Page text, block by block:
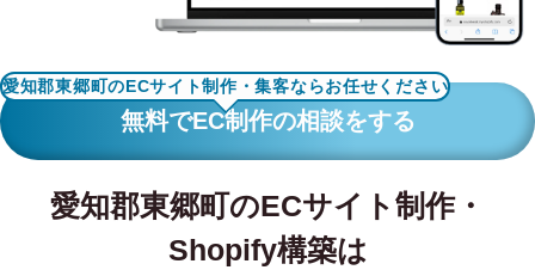
RECRUIT
BLOG
愛知郡東郷町のECサイト制作・集客ならお任せください
無料でEC制作の相談をする
愛知郡東郷町のECサイト制作・
Shopify構築は